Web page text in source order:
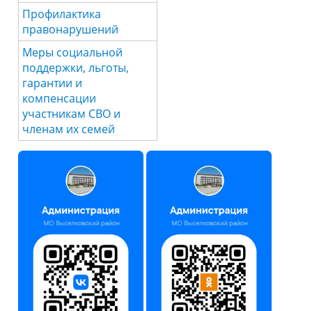
Профилактика
правонарушений
Меры социальной
поддержки, льготы,
гарантии и
компенсации
участникам СВО и
членам их семей